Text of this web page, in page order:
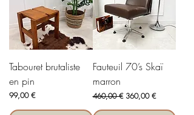
Tabouret brutaliste
en pin
Prix
99,00 €
Fauteuil 70’s Skaï
marron
Prix original
460,00 € Prix promotionnel
360,00 €